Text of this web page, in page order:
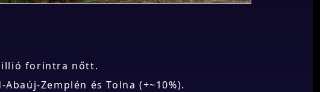
forintra nőtt.
Zemplén és Tolna (+~10%).